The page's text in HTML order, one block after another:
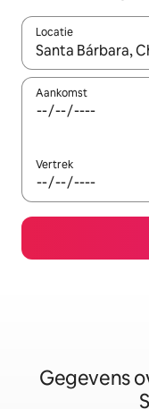
Locatie
Wanneer er
Aankomst
Vertrek
Gegevens